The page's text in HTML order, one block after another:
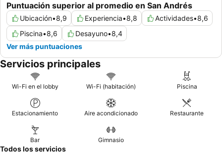
Puntuación superior al promedio en San Andrés
Ubicación•8,9 Experiencia•8,8 Actividades•8,6
Piscina•8,6 Desayuno•8,4
Ver más puntuaciones
Servicios principales
Wi-Fi en el lobby Wi-Fi (habitación) Piscina
Estacionamiento Aire acondicionado Restaurante
Bar Gimnasio
Todos los servicios